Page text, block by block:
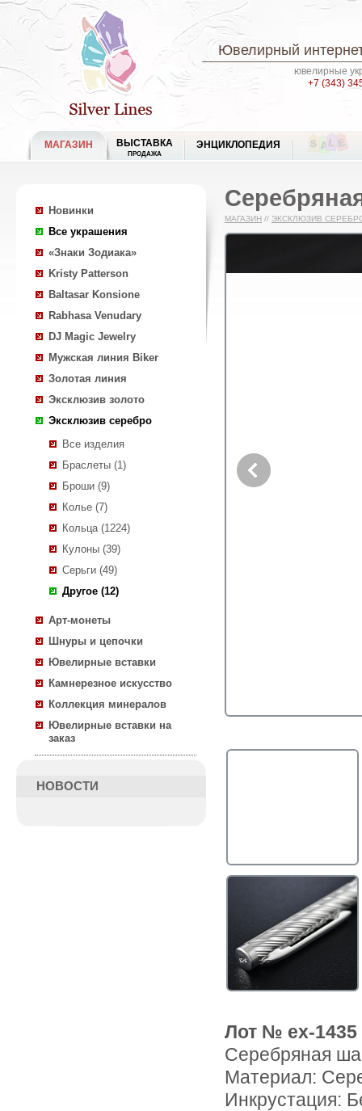
Ювелирный
ювелирные
+7 (343)
МАГАЗИН ВЫСТАВКА
ПРОДАЖА
ЭНЦИКЛОПЕДИЯ
Новинки
Все украшения
«Знаки Зодиака»
Kristy Patterson
Baltasar Konsione
Rabhasa Venudary
DJ Magic Jewelry
Мужская линия Biker
Золотая линия
Эксклюзив золото
Эксклюзив серебро
Все изделия
Браслеты (1)
Броши (9)
Колье (7)
Кольца (1224)
Кулоны (39)
Серьги (49)
Другое (12)
Арт-монеты
Шнуры и цепочки
Ювелирные вставки
Камнерезное искусство
Коллекция минералов
Ювелирные вставки на
заказ
НОВОСТИ
МАГАЗИН // ЭКСКЛЮЗИВ
Лот № ex-1435
Серебряная
Материал:
Инкрустация: